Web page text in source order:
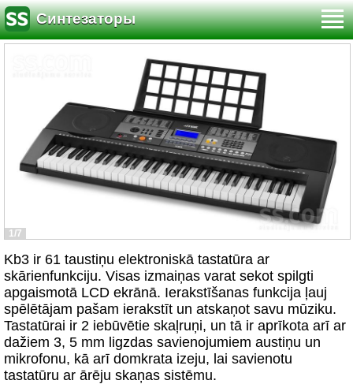
Синтезаторы
1/7
Kb3 ir 61 taustiņu elektroniskā tastatūra ar
skārienfunkciju. Visas izmaiņas varat sekot spilgti
apgaismotā LCD ekrānā. Ierakstīšanas funkcija ļauj
spēlētājam pašam ierakstīt un atskaņot savu mūziku.
Tastatūrai ir 2 iebūvētie skaļruņi, un tā ir aprīkota arī ar
dažiem 3, 5 mm ligzdas savienojumiem austiņu un
mikrofonu, kā arī domkrata izeju, lai savienotu
tastatūru ar ārēju skaņas sistēmu.